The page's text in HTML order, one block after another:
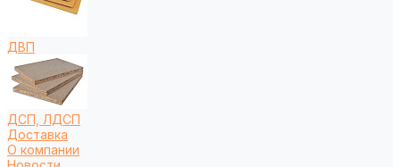
ДВП
ДСП, ЛДСП
Доставка
О компании